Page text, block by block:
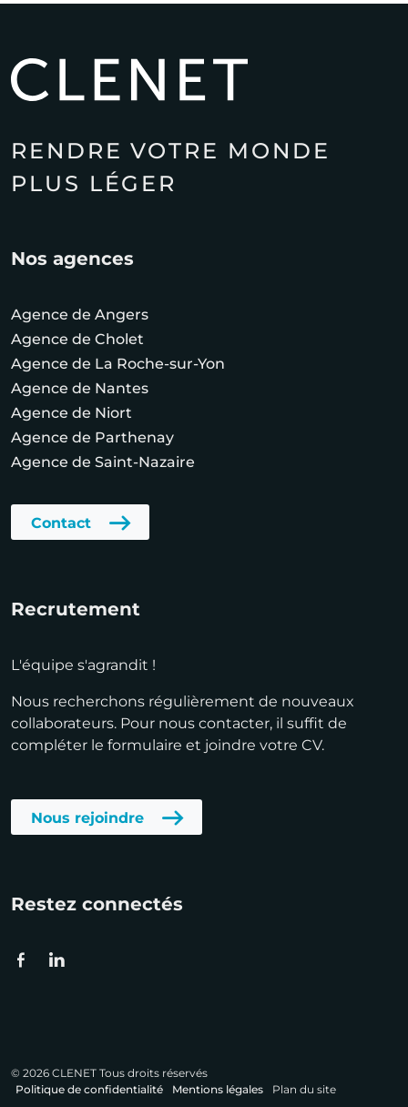
RENDRE VOTRE MONDE
PLUS LÉGER
Nos agences
Agence de Angers
Agence de Cholet
Agence de La Roche-sur-Yon
Agence de Nantes
Agence de Niort
Agence de Parthenay
Agence de Saint-Nazaire
Contact
Recrutement
L'équipe s'agrandit !
Nous recherchons régulièrement de nouveaux
collaborateurs. Pour nous contacter, il suffit de
compléter le formulaire et joindre votre CV.
Nous rejoindre
Restez connectés
© 2026 CLENET Tous droits réservés
Politique de confidentialité
Mentions légales Plan du site